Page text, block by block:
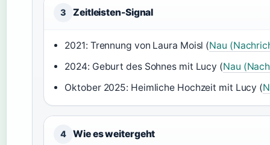
3 Zeitleisten-Signal
2021: Trennung von Laura Moisl (Nau
2024: Geburt des Sohnes mit Lucy (Nau
Oktober 2025: Heimliche Hochzeit mit Lucy (
4 Wie es weitergeht